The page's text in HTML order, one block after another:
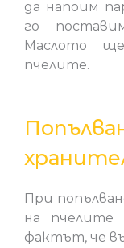
да напоим
го
Маслото
пчелите.
При
на пчелите
фактът, че